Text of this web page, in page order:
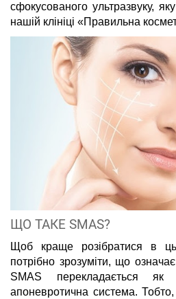
сфокусованого ультразвуку,
нашій клініці «Правильна
ЩО ТАКЕ SMAS?
Щоб краще розібратися в
потрібно зрозуміти, що
SMAS перекладається як
апоневротична система.